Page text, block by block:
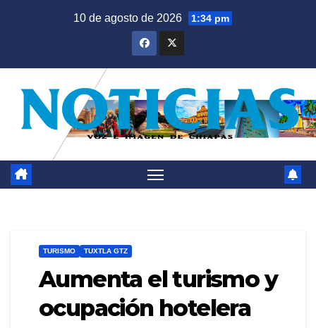
10 de agosto de 2026 1:34 pm
TURISMO TUXTLA GTZ
Aumenta el turismo y
ocupación hotelera